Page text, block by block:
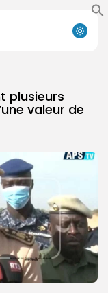
plusieurs
valeur de